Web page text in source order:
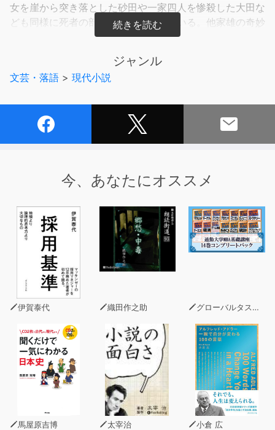
女を崖から突き落とした砂田や一家四人を惨殺した大田な
ども同様に死者の部屋で怯え暮らしている。他家雄の奇妙
な墜落感を丹念に診る若い医官で精神医の近木のあまりに
たちの拘禁ノイローゼの実態や日々の会話を克明に描いた
類のない傑作。
ジャンル
文芸・落語 > 現代小説
今、あなたにオススメ
伊賀泰代 織田作之助 グローバルタスクフォース(著)
馬屋原吉博 太宰治 小倉 広